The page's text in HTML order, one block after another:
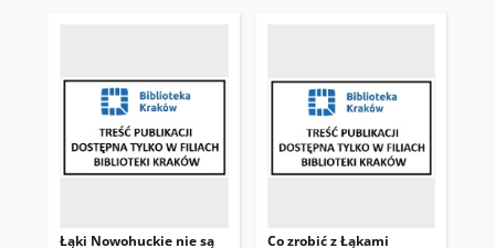
Łąki Nowohuckie nie są
Co zrobić z Łąkami